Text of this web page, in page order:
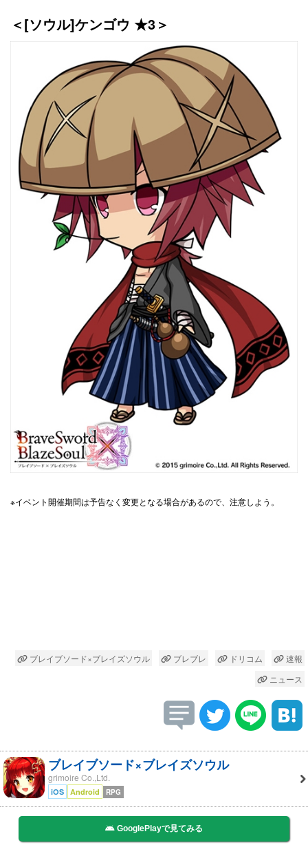
＜[ソウル]ケンゴウ ★3＞
※イベント開催期間は予告なく変更となる場合があるので、注意しよう。
ブレイブソード×ブレイズソウル ブレブレ ドリコム
速報
ニュース
ブレイブソード×ブレイズソウル
grimoire Co.,Ltd.
iOS Android RPG
GooglePlayで見てみる